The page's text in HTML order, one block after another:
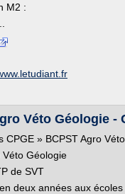
M2 :
Véto Géologie -
CPGE » BCPST Agro
Véto Géologie
de SVT
deux années aux